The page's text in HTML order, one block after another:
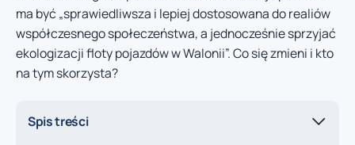
ma być „sprawiedliwsza i lepiej dostosowana do realiów
współczesnego społeczeństwa, a jednocześnie sprzyjać
ekologizacji floty pojazdów w Walonii”. Co się zmieni i kto
na tym skorzysta?
Spis treści